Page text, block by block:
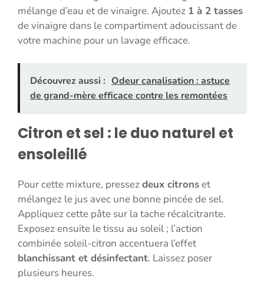
mélange d’eau et de vinaigre. Ajoutez 1 à 2 tasses
de vinaigre dans le compartiment adoucissant de
votre machine pour un lavage efficace.
Découvrez aussi : Odeur canalisation : astuce
de grand-mère efficace contre les remontées
Citron et sel : le duo naturel et
ensoleillé
Pour cette mixture, pressezdeux citronset
mélangez le jus avec une bonne pincée de sel.
Appliquez cette pâte sur la tache récalcitrante.
Exposez ensuite le tissu au soleil ; l’action
combinée soleil-citron accentuera l’effet
blanchissant et désinfectant. Laissez poser
plusieurs heures.